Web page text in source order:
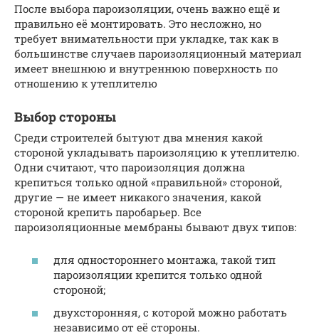
После выбора пароизоляции, очень важно ещё и
правильно её монтировать. Это несложно, но
требует внимательности при укладке, так как в
большинстве случаев пароизоляционный материал
имеет внешнюю и внутреннюю поверхность по
отношению к утеплителю
Выбор стороны
Среди строителей бытуют два мнения какой
стороной укладывать пароизоляцию к утеплителю.
Одни считают, что пароизоляция должна
крепиться только одной «правильной» стороной,
другие — не имеет никакого значения, какой
стороной крепить паробарьер. Все
пароизоляционные мембраны бывают двух типов:
для одностороннего монтажа, такой тип
пароизоляции крепится только одной
стороной;
двухсторонняя, с которой можно работать
независимо от её стороны.